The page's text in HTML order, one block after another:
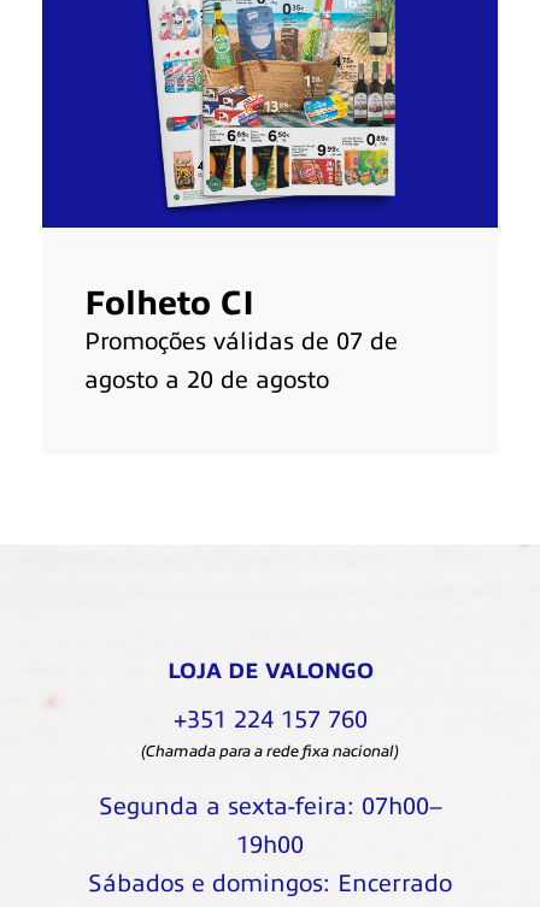
Folheto CI
Promoções válidas de 07 de
agosto a 20 de agosto
LOJA DE VALONGO
+351 224 157 760
(Chamada para a rede fixa nacional)
Segunda a sexta-feira: 07h00–
19h00
Sábados e domingos: Encerrado